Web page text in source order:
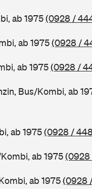
ab 1975(0928 /
ab 1975(0928 /
ab 1975(0928 /
Bus/Kombi, ab
ab 1975(0928 /
ab 1975(0928
ab 1975(0928